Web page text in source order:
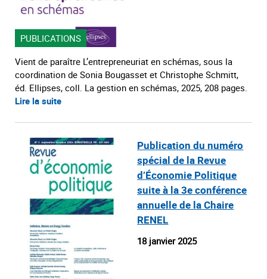
PUBLICATIONS
Vient de paraître L’entrepreneuriat en schémas, sous la
coordination de Sonia Bougasset et Christophe Schmitt,
éd. Ellipses, coll. La gestion en schémas, 2025, 208 pages.
Lire la suite
Publication du numéro
spécial de la Revue
d’Économie Politique
suite à la 3e conférence
annuelle de la Chaire
RENEL
18 janvier 2025